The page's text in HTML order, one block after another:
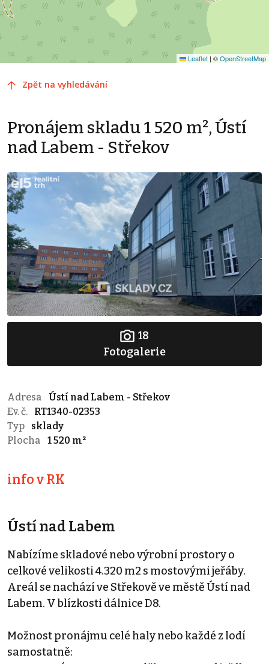
Leaflet | ©OpenStreetMap
Zpět na vyhledávání
Pronájem skladu 1 520 m², Ústí
nad Labem - Střekov
18
Fotogalerie
Adresa
Ústí nad Labem - Střekov
Ev. č.
RT1340-02353
Typ
sklady
Plocha
1 520 m²
info v RK
Ústí nad Labem
Nabízíme skladové nebo výrobní prostory o
celkové velikosti 4.320 m2 s mostovými jeřáby.
Areál se nachází ve Střekově ve městě Ústí nad
Labem. V blízkosti dálnice D8.
Možnost pronájmu celé haly nebo každé z lodí
samostatně: